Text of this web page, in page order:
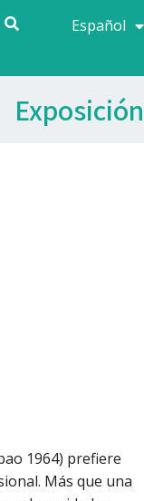
Español
Français
Exposición
1964) prefiere
Más que una